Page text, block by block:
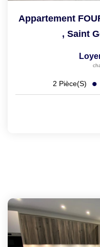
Appartement
, Saint
2 Pièce(s)